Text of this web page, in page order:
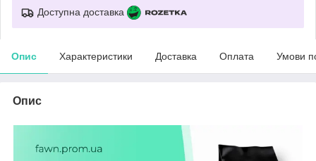
Доступна доставка
Опис Характеристики Доставка Оплата Умови
Опис